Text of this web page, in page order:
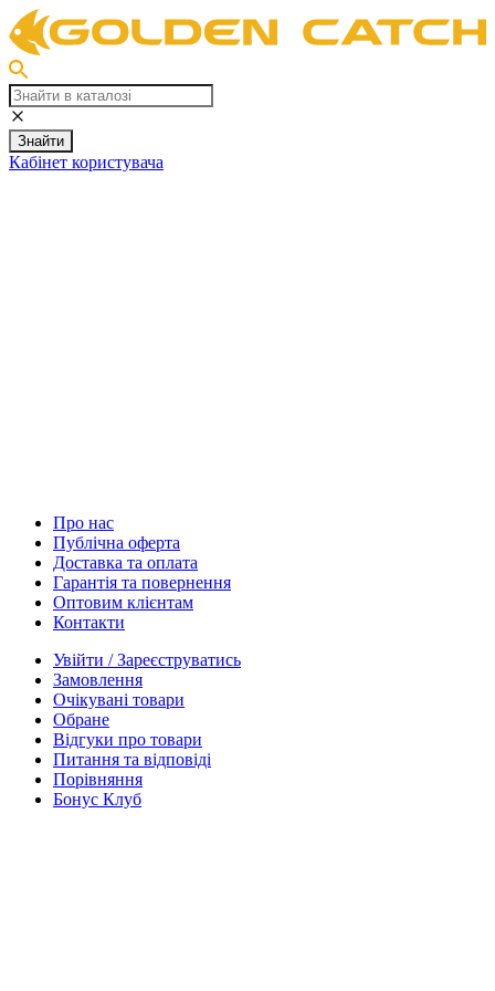
Знайти
Кабінет користувача
Про нас
Публічна оферта
Доставка та оплата
Гарантія та повернення
Оптовим клієнтам
Контакти
Увійти / Зареєструватись
Замовлення
Очікувані товари
Обране
Відгуки про товари
Питання та відповіді
Порівняння
Бонус Клуб